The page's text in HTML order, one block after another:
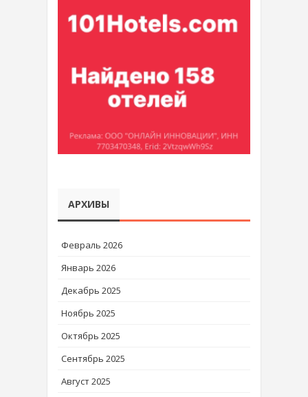
АРХИВЫ
Февраль 2026
Январь 2026
Декабрь 2025
Ноябрь 2025
Октябрь 2025
Сентябрь 2025
Август 2025